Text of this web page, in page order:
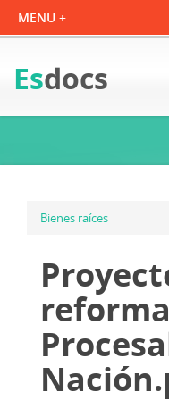
Esdocs
Bienes raíces